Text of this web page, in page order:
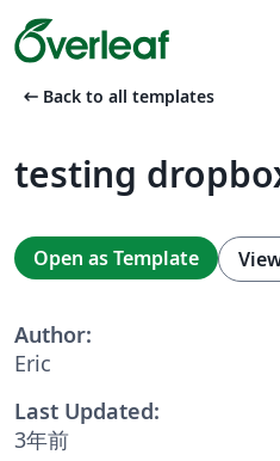
arrow_left_alt Back to all templates
testing
Open as Template
Author:
Eric
Last Updated:
3年前